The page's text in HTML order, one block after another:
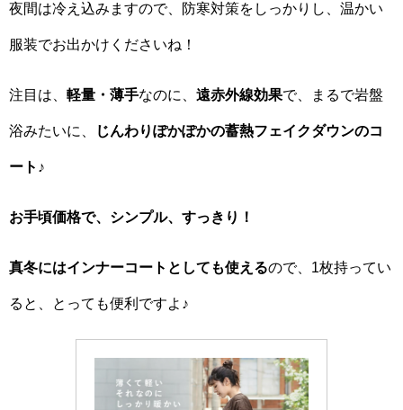
夜間は冷え込みますので、防寒対策をしっかりし、温かい
服装でお出かけくださいね！
注目は、 軽量・薄手なのに、 遠赤外線効果で、まるで岩盤
浴みたいに、 じんわりぽかぽかの蓄熱フェイクダウンのコ
ート♪
お手頃価格で、シンプル、すっきり！
真冬にはインナーコートとしても使えるので、1枚持ってい
ると、とっても便利ですよ♪